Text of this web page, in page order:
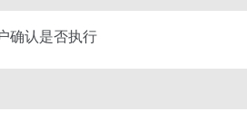
确认是否执行